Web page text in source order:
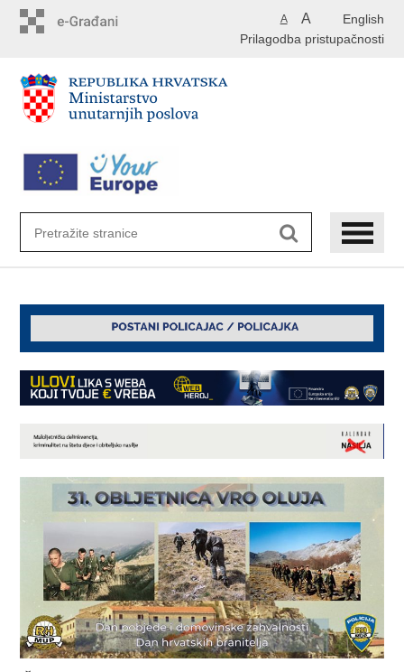
English
A A
Prilagodba pristupačnosti